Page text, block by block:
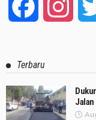
Facebook
Terbaru